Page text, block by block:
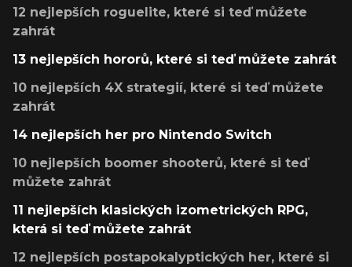
12 nejlepších roguelite, které si teď můžete
zahrát
13 nejlepších hororů, které si teď můžete zahrát
10 nejlepších 4X strategií, které si teď můžete
zahrát
14 nejlepších her pro Nintendo Switch
10 nejlepších boomer shooterů, které si teď
můžete zahrát
11 nejlepších klasických izometrických RPG,
která si teď můžete zahrát
12 nejlepších postapokalyptických her, které si